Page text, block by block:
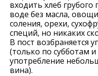
входить хлеб
воде без масла,
соления, орехи,
специй, но никаких
В пост возбраняется
(только по субботам
употребление
вина).